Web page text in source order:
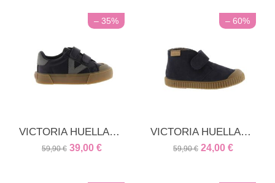
– 35%
VICTORIA HUELLAS vegan δέρμα μπλέ
59,90 € 39,00 €
– 60%
VICTORIA HUELLAS μποτάκι σουέτ δέρμα μπλέ
59,90 € 24,00 €